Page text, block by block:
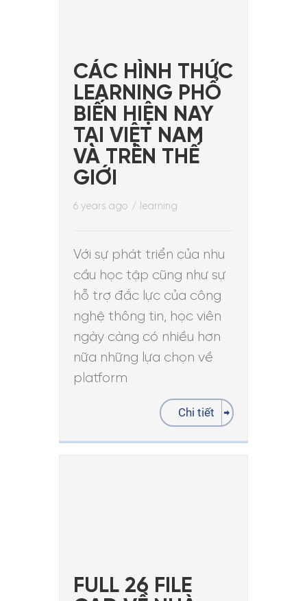
CÁC HÌNH THỨC
LEARNING PHỔ
BIẾN HIỆN NAY
TẠI VIỆT NAM
VÀ TRÊN THẾ
GIỚI
6 years ago / learning
Với sự phát triển của nhu
cầu học tập cũng như sự
hỗ trợ đắc lực của công
nghệ thông tin, học viên
ngày càng có nhiều hơn
nữa những lựa chọn về
platform
Chi tiết
FULL 26 FILE